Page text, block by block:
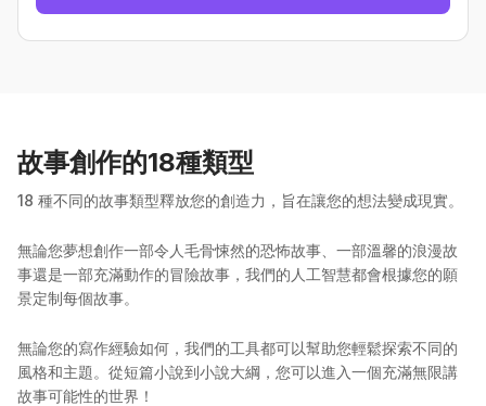
故事創作的18種類型
18 種不同的故事類型釋放您的創造力，旨在讓您的想法變成現實。
無論您夢想創作一部令人毛骨悚然的恐怖故事、一部溫馨的浪漫故
事還是一部充滿動作的冒險故事，我們的人工智慧都會根據您的願
景定制每個故事。
無論您的寫作經驗如何，我們的工具都可以幫助您輕鬆探索不同的
風格和主題。從短篇小說到小說大綱，您可以進入一個充滿無限講
故事可能性的世界！